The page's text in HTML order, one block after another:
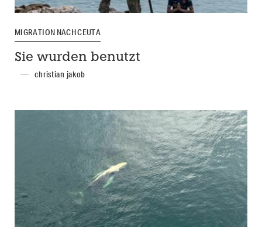
MIGRATION NACH CEUTA
Sie wurden benutzt
christian jakob